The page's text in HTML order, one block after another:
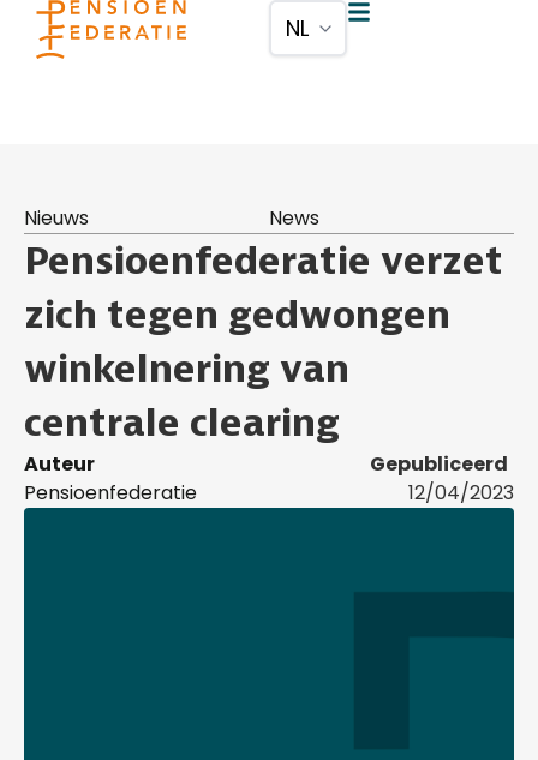
Nieuws News
Pensioenfederatie verzet
zich tegen gedwongen
winkelnering van
centrale clearing
Auteur
Pensioenfederatie
Gepubliceerd
12/04/2023